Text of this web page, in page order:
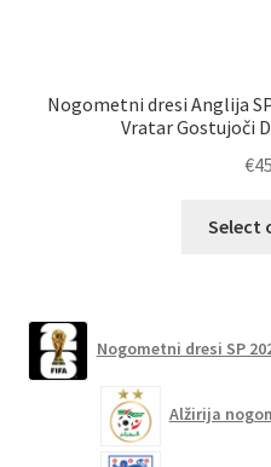
Nogometni dresi Anglija
Vratar Gostujoči
€
Select
Nogometni dresi SP
Alžirija